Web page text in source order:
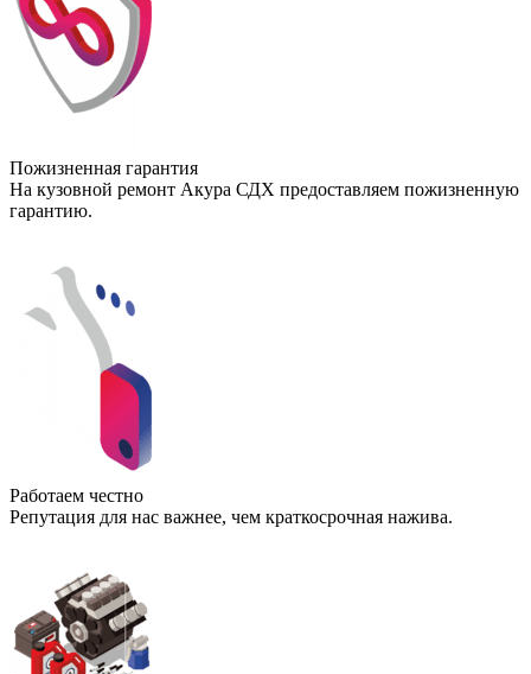
Пожизненная гарантия
На кузовной ремонт Акура СДХ предоставляем пожизненную
гарантию.
Работаем честно
Репутация для нас важнее, чем краткосрочная нажива.